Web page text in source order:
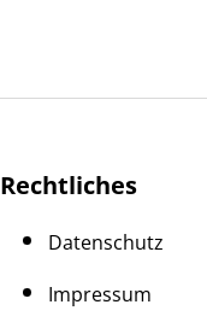
Rechtliches
Datenschutz
Impressum